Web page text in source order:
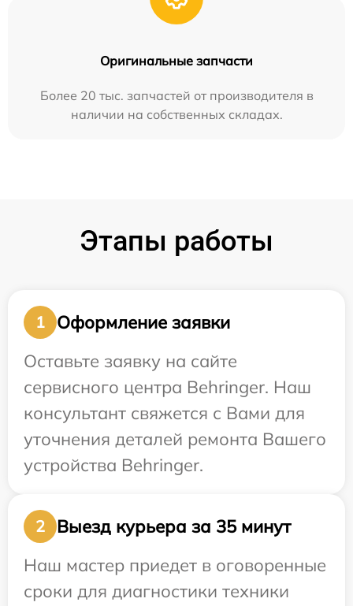
Оригинальные запчасти
Более 20 тыс. запчастей от производителя в
наличии на собственных складах.
Этапы работы
1
Оформление заявки
Оставьте заявку на сайте
сервисного центра Behringer. Наш
консультант свяжется с Вами для
уточнения деталей ремонта Вашего
устройства Behringer.
2
Выезд курьера за 35 минут
Наш мастер приедет в оговоренные
сроки для диагностики техники